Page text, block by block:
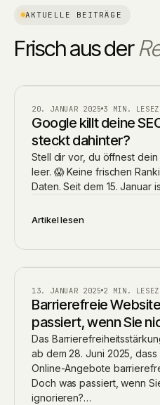
AKTUELLE BEITRÄGE
Frisch aus der
BLOG
20. JANUAR 2025 3 MIN.
Google killt deine
steckt dahinter?
Stell dir vor, du öffnest dein
leer. 😱 Keine frischen
Daten. Seit dem 15. Januar
Artikel lesen
BLOG
13. JANUAR 2025 2 MIN.
Barrierefreie
passiert, wenn Sie
Das
ab dem 28. Juni 2025,
Online-Angebote
Doch was passiert, wenn
ignorieren?…